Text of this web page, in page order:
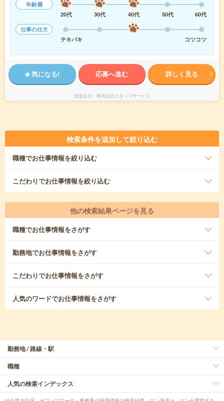
年齢層
20代
30代 40代 50代
60代
仕事の仕方
テキパキ
コツコツ
気になる! 応募へ進む 詳しく見る
派遣会社 株式会社スタッフサービス
検索条件を追加して絞り込む
職種でお仕事情報を絞り込む
こだわりでお仕事情報を絞り込む
他の検索結果ページを見る
職種でお仕事情報をさがす
勤務地でお仕事情報をさがす
こだわりでお仕事情報をさがす
人気のワードでお仕事情報をさがす
勤務地 / 路線・駅
職種
人気の検索インデックス